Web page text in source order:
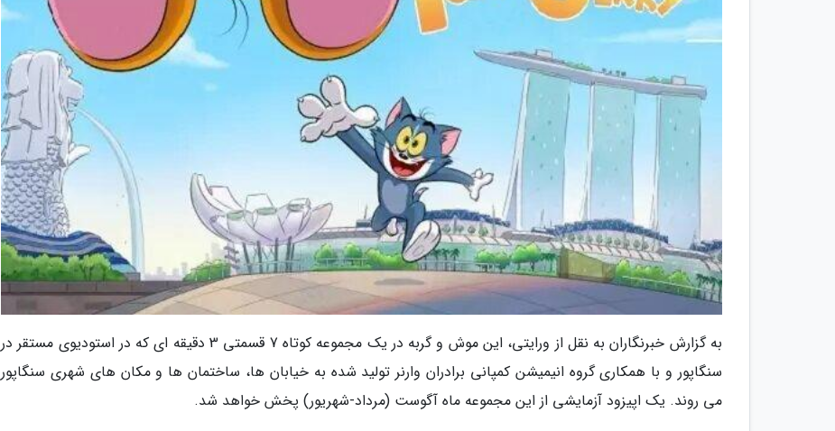
به گزارش خبرنگاران به نقل از ورایتی، این موش و گربه در یک مجموعه کوتاه 7 قسمتی 3 دقیقه ای که در استودیوی مستقر در
سنگاپور و با همکاری گروه انیمیشن کمپانی برادران وارنر تولید شده به خیابان ها، ساختمان ها و مکان های شهری سنگاپور
می روند. یک اپیزود آزمایشی از این مجموعه ماه آگوست (مرداد-شهریور) پخش خواهد شد.